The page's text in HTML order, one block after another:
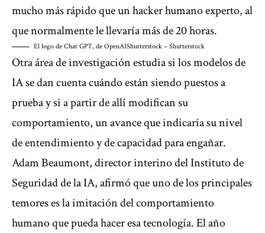
mucho más rápido que un hacker humano experto, al
que normalmente le llevaría más de 20 horas.
El logo de Chat GPT, de OpenAIShutterstock – Shutterstock
Otra área de investigación estudia si los modelos de
IA se dan cuenta cuándo están siendo puestos a
prueba y si a partir de allí modifican su
comportamiento, un avance que indicaría su nivel
de entendimiento y de capacidad para engañar.
Adam Beaumont, director interino del Instituto de
Seguridad de la IA, afirmó que uno de los principales
temores es la imitación del comportamiento
humano que pueda hacer esa tecnología. El año